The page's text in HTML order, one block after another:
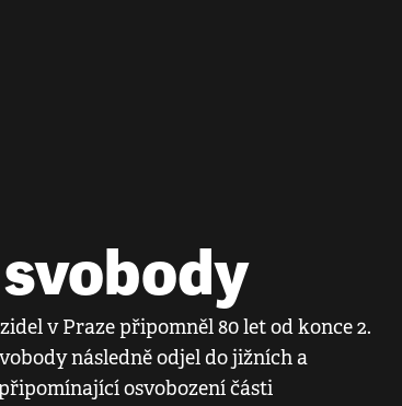
v Praze připomněl 80 let od konce 2.
následně odjel do jižních a
osvobození části